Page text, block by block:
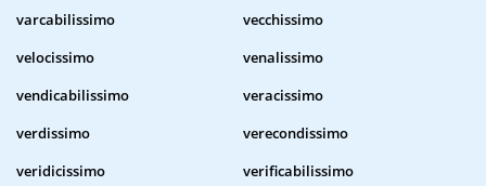
varcabilissimo
vecchissimo
velocissimo
venalissimo
vendicabilissimo
veracissimo
verdissimo
verecondissimo
veridicissimo
verificabilissimo